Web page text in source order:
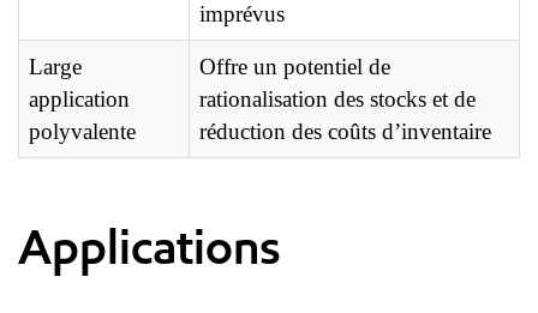
imprévus
Large
application
polyvalente
Offre un potentiel de
rationalisation des stocks et de
réduction des coûts d’inventaire
Applications